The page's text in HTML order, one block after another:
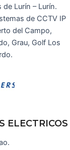
de Lurín – Lurín.
de CCTV IP
del Campo,
Grau, Golf Los
ELECTRICOS